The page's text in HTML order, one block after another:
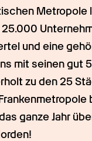
Metropole
und eine
mit seinen gut
zu den 25
ganze Jahr